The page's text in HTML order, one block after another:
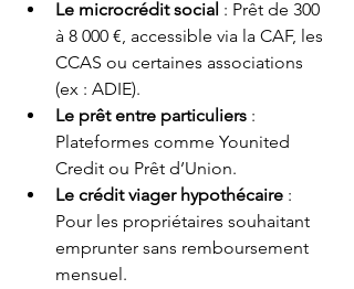
Le microcrédit social : Prêt de 300
à 8 000 €, accessible via la CAF, les
CCAS ou certaines associations
(ex : ADIE).
Le prêt entre particuliers :
Plateformes comme Younited
Credit ou Prêt d’Union.
Le crédit viager hypothécaire :
Pour les propriétaires souhaitant
emprunter sans remboursement
mensuel.